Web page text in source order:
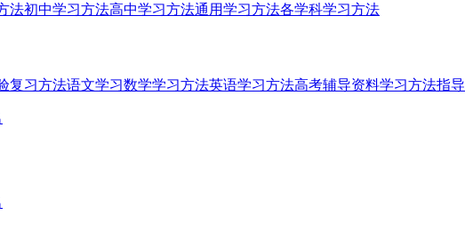
法初中学习方法高中学习方法通用学习方法各学科学习方法
复习方法语文学习数学学习方法英语学习方法高考辅导资料学习方法指导